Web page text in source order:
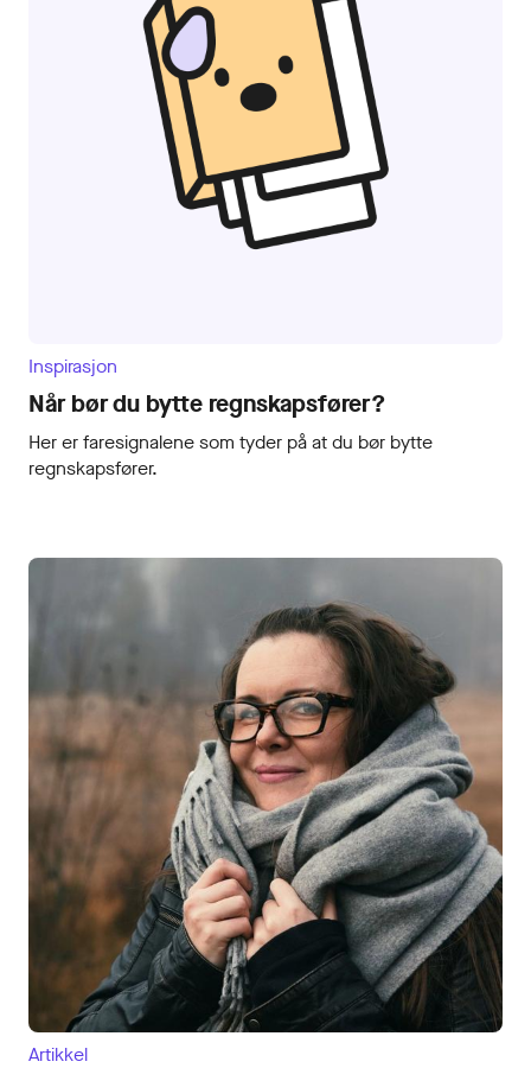
Inspirasjon
Når bør du bytte regnskapsfører?
Her er faresignalene som tyder på at du bør bytte
regnskapsfører.
Artikkel